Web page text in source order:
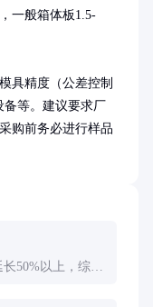
一般箱体板1.5-
具精度（公差控制
备等。建议要求厂
购前务必进行样品
50%以上，综合